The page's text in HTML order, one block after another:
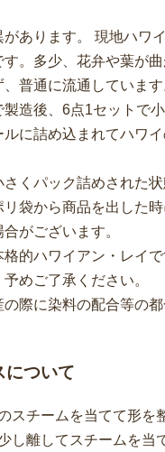
あります。 現地ハワ
。多少、花弁や葉が
普通に流通しています
造後、6点1セットで
に詰め込まれてハワ
くパック詰めされた
袋から商品を出した
がございます。
的ハワイアン・レイ
めご了承ください。
際に染料の配合等の
について
スチームを当てて形を
し離してスチームを当